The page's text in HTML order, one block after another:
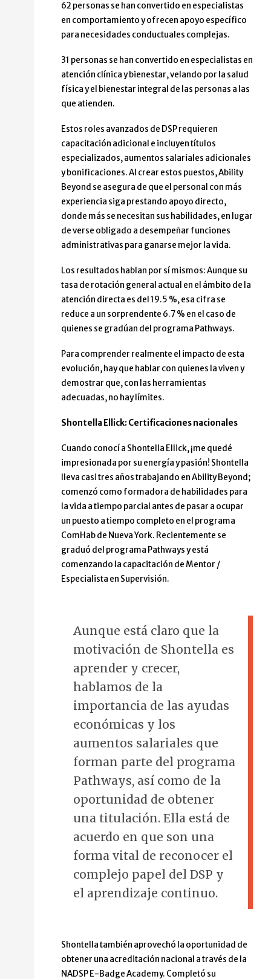
62 personas se han convertido en especialistas
en comportamiento y ofrecen apoyo específico
para necesidades conductuales complejas.
31 personas se han convertido en especialistas en
atención clínica y bienestar, velando por la salud
física y el bienestar integral de las personas a las
que atienden.
Estos roles avanzados de DSP requieren
capacitación adicional e incluyen títulos
especializados, aumentos salariales adicionales
y bonificaciones. Al crear estos puestos, Ability
Beyond se asegura de que el personal con más
experiencia siga prestando apoyo directo,
donde más se necesitan sus habilidades, en lugar
de verse obligado a desempeñar funciones
administrativas para ganarse mejor la vida.
Los resultados hablan por sí mismos: Aunque su
tasa de rotación general actual en el ámbito de la
atención directa es del 19.5 %, esa cifra se
reduce a un sorprendente 6.7 % en el caso de
quienes se gradúan del programa Pathways.
Para comprender realmente el impacto de esta
evolución, hay que hablar con quienes la viven y
demostrar que, con las herramientas
adecuadas, no hay límites.
Shontella Ellick: Certificaciones nacionales
Cuando conocí a Shontella Ellick, ¡me quedé
impresionada por su energía y pasión! Shontella
lleva casi tres años trabajando en Ability Beyond;
comenzó como formadora de habilidades para
la vida a tiempo parcial antes de pasar a ocupar
un puesto a tiempo completo en el programa
ComHab de Nueva York. Recientemente se
graduó del programa Pathways y está
comenzando la capacitación de Mentor /
Especialista en Supervisión.
Aunque está claro que la
motivación de Shontella es
aprender y crecer,
hablamos de la
importancia de las ayudas
económicas y los
aumentos salariales que
forman parte del programa
Pathways, así como de la
oportunidad de obtener
una titulación. Ella está de
acuerdo en que son una
forma vital de reconocer el
complejo papel del DSP y
el aprendizaje continuo.
Shontella también aprovechó la oportunidad de
obtener una acreditación nacional a través de la
NADSP E-Badge Academy. Completó su